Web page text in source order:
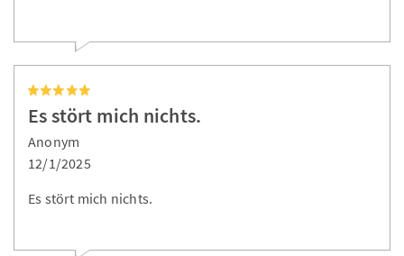
Es stört mich nichts.
Anonym
12/1/2025
Es stört mich nichts.